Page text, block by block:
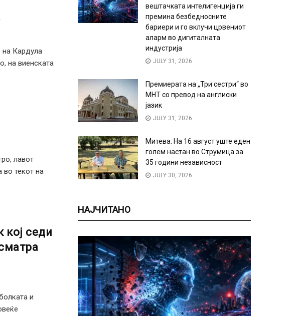
Кардула
на виенската
лавот
во текот на
кој седи
и
вештачката интелигенција ги
премина безбедносните
бариери и го вклучи црвениот
аларм во дигиталната
индустрија
JULY 31, 2026
Премиерата на „Три сестри“ во
МНТ со превод на англиски
јазик
JULY 31, 2026
Митева: На 16 август уште еден
голем настан во Струмица за
35 години независност
JULY 30, 2026
НАЈЧИТАНО